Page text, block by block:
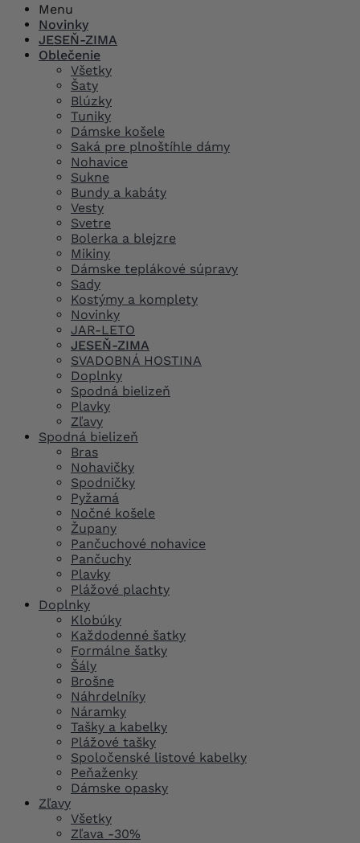
Menu
Novinky
JESEŇ-ZIMA
Oblečenie
Všetky
Šaty
Blúzky
Tuniky
Dámske košele
Saká pre plnoštíhle dámy
Nohavice
Sukne
Bundy a kabáty
Vesty
Svetre
Bolerka a blejzre
Mikiny
Dámske teplákové súpravy
Sady
Kostýmy a komplety
Novinky
JAR-LETO
JESEŇ-ZIMA
SVADOBNÁ HOSTINA
Doplnky
Spodná bielizeň
Plavky
Zľavy
Spodná bielizeň
Bras
Nohavičky
Spodničky
Pyžamá
Nočné košele
Župany
Pančuchové nohavice
Pančuchy
Plavky
Plážové plachty
Doplnky
Klobúky
Každodenné šatky
Formálne šatky
Šály
Brošne
Náhrdelníky
Náramky
Tašky a kabelky
Plážové tašky
Spoločenské listové kabelky
Peňaženky
Dámske opasky
Zľavy
Všetky
Zľava -30%